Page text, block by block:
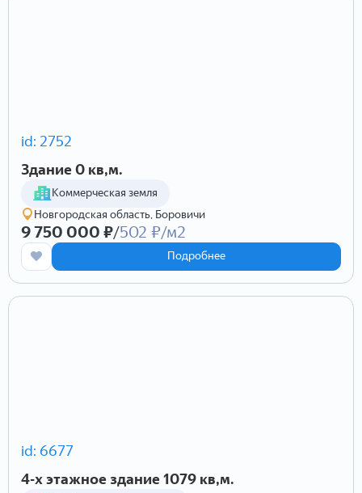
id: 2752
Здание 0 кв,м.
Коммерческая земля
Новгородская область, Боровичи
Подробнее
9 750 000 ₽/502 ₽/м2
id: 6677
4-х этажное здание 1079 кв,м.